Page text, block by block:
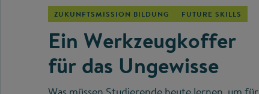
ZUKUNFTSMISSION BILDUNG FUTURE SKILLS
Ein Werkzeugkoffer
für das Ungewisse